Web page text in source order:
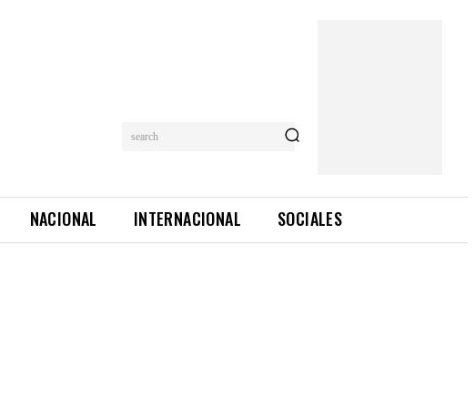
search
NACIONAL INTERNACIONAL SOCIALES